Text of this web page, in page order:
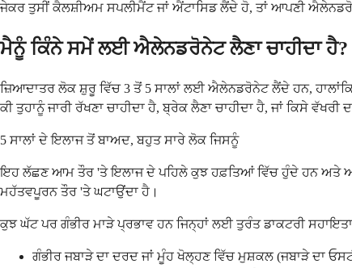
ਜੇਕਰ ਤੁਸੀਂ ਕੈਲਸ਼ੀਅਮ ਸਪਲੀਮੈਂਟ ਜਾਂ ਐਂਟਾਸਿਡ ਲੈਂਦੇ ਹੋ, ਤਾਂ ਆਪਣੀ
ਮੈਨੂੰ ਕਿੰਨੇ ਸਮੇਂ ਲਈ ਐਲੇਨਡਰੋਨੇਟ ਲੈਣਾ ਚਾਹੀਦਾ ਹੈ?
ਜ਼ਿਆਦਾਤਰ ਲੋਕ ਸ਼ੁਰੂ ਵਿੱਚ 3 ਤੋਂ 5 ਸਾਲਾਂ ਲਈ ਐਲੇਨਡਰੋਨੇਟ ਲੈਂਦੇ ਹਨ,
ਕੀ ਤੁਹਾਨੂੰ ਜਾਰੀ ਰੱਖਣਾ ਚਾਹੀਦਾ ਹੈ, ਬ੍ਰੇਕ ਲੈਣਾ ਚਾਹੀਦਾ ਹੈ, ਜਾਂ ਕਿਸੇ ਵੱਖਰੀ
5 ਸਾਲਾਂ ਦੇ ਇਲਾਜ ਤੋਂ ਬਾਅਦ, ਬਹੁਤ ਸਾਰੇ ਲੋਕ ਜਿਸਨੂੰ
ਇਹ ਲੱਛਣ ਆਮ ਤੌਰ 'ਤੇ ਇਲਾਜ ਦੇ ਪਹਿਲੇ ਕੁਝ ਹਫ਼ਤਿਆਂ ਵਿੱਚ ਹੁੰਦੇ ਹਨ ਅਤੇ
ਮਹੱਤਵਪੂਰਨ ਤੌਰ 'ਤੇ ਘਟਾਉਂਦਾ ਹੈ।
ਕੁਝ ਘੱਟ ਪਰ ਗੰਭੀਰ ਮਾੜੇ ਪ੍ਰਭਾਵ ਹਨ ਜਿਨ੍ਹਾਂ ਲਈ ਤੁਰੰਤ ਡਾਕਟਰੀ
ਗੰਭੀਰ ਜਬਾੜੇ ਦਾ ਦਰਦ ਜਾਂ ਮੂੰਹ ਖੋਲ੍ਹਣ ਵਿੱਚ ਮੁਸ਼ਕਲ (ਜਬਾੜੇ ਦਾ